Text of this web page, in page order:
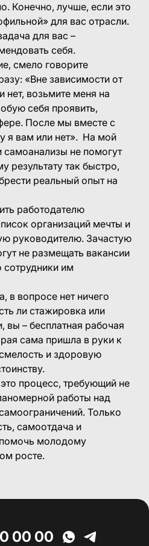
Конечно, лучше, если это
для вас отрасли.
для вас –
себя.
смело говорите
«Вне зависимости от
нет, возьмите меня на
себя проявить,
После мы вместе с
я вам или нет». На мой
самоанализы не помогут
результату так быстро,
реальный опыт на
работодателю
организаций мечты и
руководителю. Зачастую
не размещать вакансии
сотрудники им
в вопросе нет ничего
ли стажировка или
вы – бесплатная рабочая
сама пришла в руки к
и здоровую
процесс, требующий не
работы над
Только
самоотдача и
молодому
росте.
00 00